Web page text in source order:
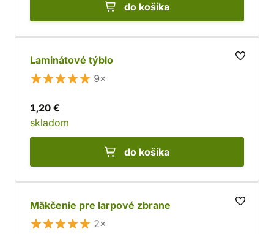
do košíka
Laminátové týblo
9×
1,20 €
skladom
do košíka
Mäkčenie pre larpové zbrane
2×